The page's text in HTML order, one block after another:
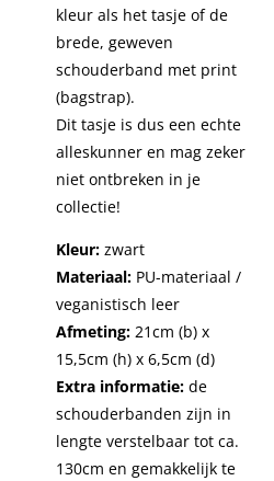
kleur als het tasje of de
brede, geweven
schouderband met print
(bagstrap).
Dit tasje is dus een echte
alleskunner en mag zeker
niet ontbreken in je
collectie!
Kleur: zwart
Materiaal: PU-materiaal /
veganistisch leer
Afmeting: 21cm (b) x
15,5cm (h) x 6,5cm (d)
Extra informatie: de
schouderbanden zijn in
lengte verstelbaar tot ca.
130cm en gemakkelijk te